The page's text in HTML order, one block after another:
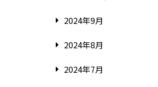
2024年9月
2024年8月
2024年7月